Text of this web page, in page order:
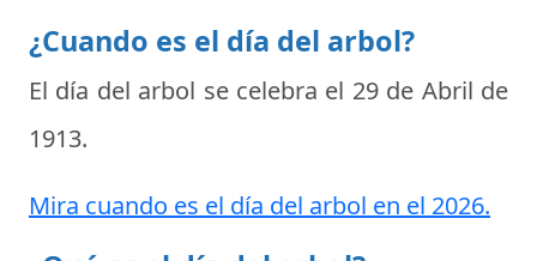
¿Cuando es el día del arbol?
El día del arbol se celebra el 29 de Abril de
1913.
Mira cuando es el día del arbol en el 2026.